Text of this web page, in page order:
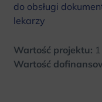
do obsługi
lekarzy
Wartość projektu:
Wartość